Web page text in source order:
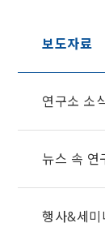
보도자료
연구소 소
뉴스 속 연
행사&세미